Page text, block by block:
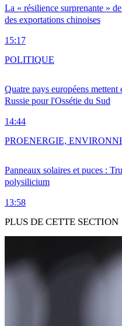
La « résilience surprenante »
des exportations chinoises
15:17
Quatre pays européens
Russie pour l'Ossétie du Sud
14:44
POLITIQUE
Panneaux solaires et puces :
polysilicium
13:58
PROENERGIE,
PLUS DE CETTE SECTION